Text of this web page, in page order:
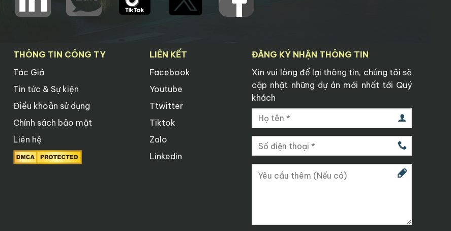
THÔNG TIN CÔNG TY
Tác Giả
Tin tức & Sự kiện
Điều khoản sử dụng
Chính sách bảo mật
Liên hệ
LIÊN KẾT
Facebook
Youtube
Ttwitter
Tiktok
Zalo
Linkedin
ĐĂNG KÝ NHẬN THÔNG TIN
Xin vui lòng để lại thông tin, chúng tôi sẽ
cập nhật những dự án mới nhất tới Quý
khách